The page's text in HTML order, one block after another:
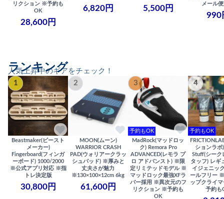
リクション ※予約も
OK
28,600円
6,820円 5,500円
メール
990
人気上昇中のギアをチェック！
ランキング
1
Beastmaker(ビースト
メーカー)
Fingerboard(フィンガ
ーボード) 1000/2000
※公式アプリ対応 ※指
トレ決定版
30,800円
2
MOON(ムーン)
WARRIOR CRASH
PAD(ウォリアークラッ
シュパッド) ※厚みと
丈夫さが魅力
※130×100×12cm 6kg
61,600円
3
予約もOK
MadRock(マッドロッ
ク) Remora Pro
ADVANCED(レモラ プ
ロ アドバンスト) ※限
定リミテッドモデル ※
マッドロック最強XFラ
バー採用 ※異次元のフ
リクション ※予約も
OK
4
予約もOK
ションラボ
Stuff(シーク
タッフ) レギ
イジェニッ
ールフリー
ップクライ
予約も